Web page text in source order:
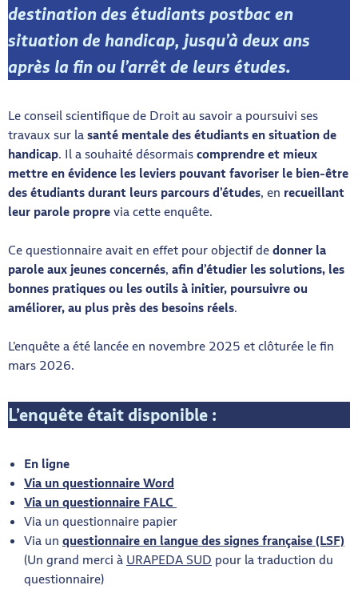
destination des étudiants postbac en
situation de handicap, jusqu’à deux ans
après la fin ou l’arrêt de leurs études.
Le conseil scientifique de Droit au savoir a poursuivi ses
travaux sur lasanté mentale des étudiants en situation de
handicap. Il a souhaité désormaiscomprendre et mieux
mettre en évidence les leviers pouvant favoriser le bien-être
des étudiants durant leurs parcours d’études, en recueillant
leur parole proprevia cette enquête.
Ce questionnaire avait en effet pour objectif dedonner la
parole aux jeunes concernés, afin d’étudier les solutions, les
bonnes pratiques ou les outils à initier, poursuivre ou
améliorer, au plus près des besoins réels.
L’enquête a été lancée en novembre 2025 et clôturée le fin
mars 2026.
L’enquête était disponible :
En ligne
Via un questionnaire Word
Via un questionnaire FALC
Via un questionnaire papier
Via un questionnaire en langue des signes française (LSF)
(Un grand merci à URAPEDA SUD pour la traduction du
questionnaire)